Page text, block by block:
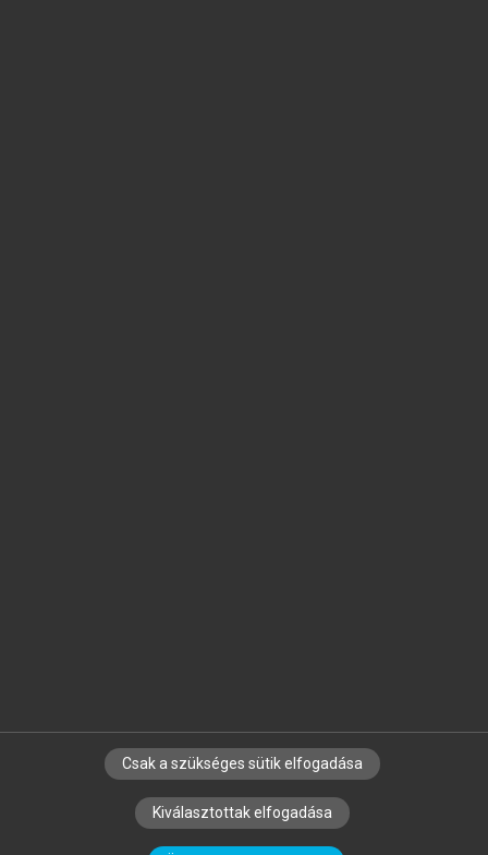
SZERZŐKNEK CÉGEKNEK KÖNYVTÁROSOKNAK
SZERKESZTÉSI ÉS LEKTORÁLÁSI ALAPELVEK
Csak a szükséges sütik elfogadása
Kiválasztottak elfogadása